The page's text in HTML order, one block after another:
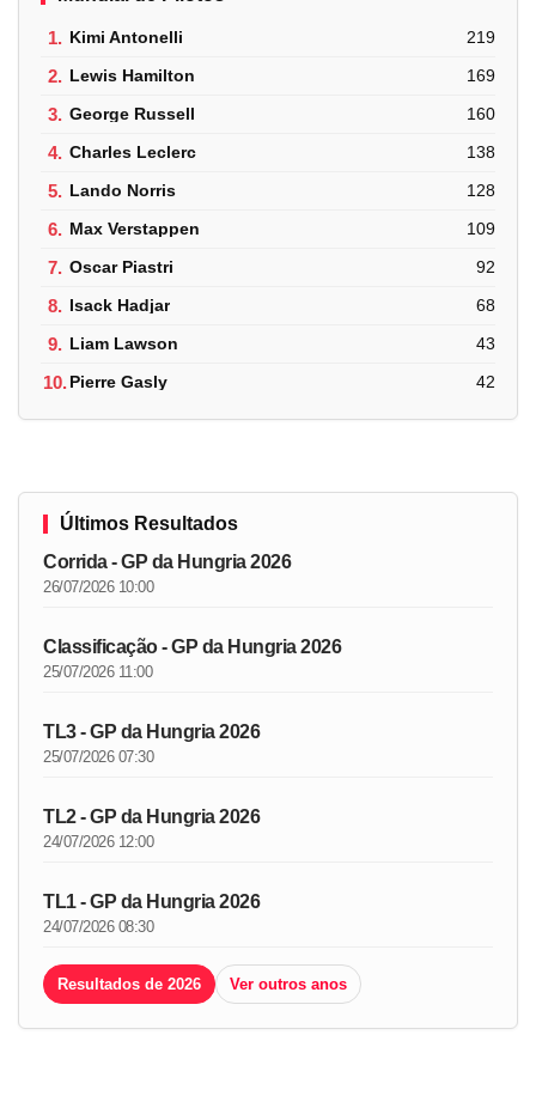
1. Kimi Antonelli 219
2. Lewis Hamilton 169
3. George Russell 160
4. Charles Leclerc 138
5. Lando Norris 128
6. Max Verstappen 109
7. Oscar Piastri 92
8. Isack Hadjar 68
9. Liam Lawson 43
10.Pierre Gasly 42
Últimos Resultados
Corrida - GP da Hungria 2026
26/07/2026 10:00
Classificação - GP da Hungria 2026
25/07/2026 11:00
TL3 - GP da Hungria 2026
25/07/2026 07:30
TL2 - GP da Hungria 2026
24/07/2026 12:00
TL1 - GP da Hungria 2026
24/07/2026 08:30
Resultados de 2026 Ver outros anos